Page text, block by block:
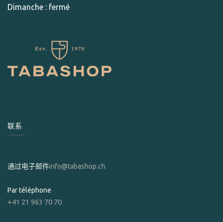
Dimanche : fermé
联系
通过电子邮件info@tabashop.ch
Par téléphone
+41 21 963 70 70